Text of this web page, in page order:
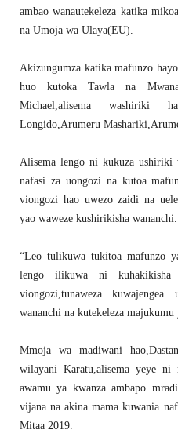
ambao wanautekeleza katika
na Umoja wa Ulaya(EU).
Akizungumza katika mafunzo
huo kutoka Tawla na
Michael,alisema washiriki
Longido,Arumeru
Alisema lengo ni kukuza ushiriki
nafasi za uongozi na kutoa
viongozi hao uwezo zaidi na
yao waweze kushirikisha wananchi.
“Leo tulikuwa tukitoa mafunzo
lengo ilikuwa ni
viongozi,tunaweza
wananchi na kutekeleza
Mmoja wa madiwani
wilayani Karatu,alisema yeye
awamu ya kwanza ambapo
vijana na akina mama kuwania
Mitaa 2019.